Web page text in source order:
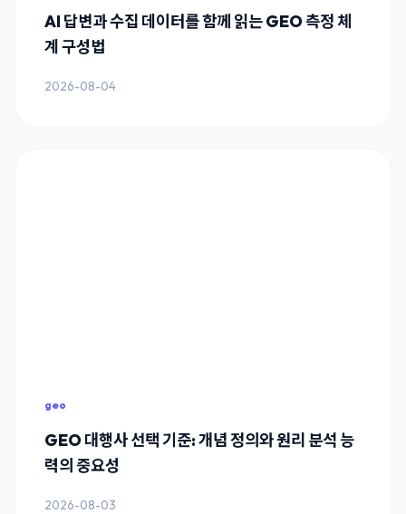
AI 답변과 수집 데이터를 함께 읽는 GEO 측정 체
계 구성법
2026-08-04
geo
GEO 대행사 선택 기준: 개념 정의와 원리 분석 능
력의 중요성
2026-08-03